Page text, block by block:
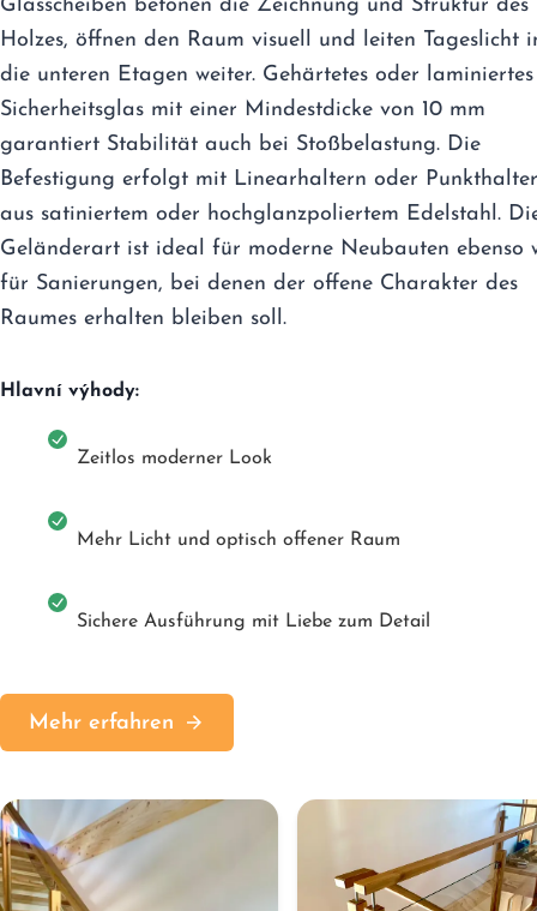
Glasscheiben betonen die Zeichnung und Struktur des
Holzes, öffnen den Raum visuell und leiten Tageslicht
die unteren Etagen weiter. Gehärtetes oder laminiertes
Sicherheitsglas mit einer Mindestdicke von 10 mm
garantiert Stabilität auch bei Stoßbelastung. Die
Befestigung erfolgt mit Linearhaltern oder
aus satiniertem oder hochglanzpoliertem Edelstahl.
Geländerart ist ideal für moderne Neubauten ebenso
für Sanierungen, bei denen der offene Charakter des
Raumes erhalten bleiben soll.
Hlavní výhody:
Zeitlos moderner Look
Mehr Licht und optisch offener Raum
Sichere Ausführung mit Liebe zum Detail
Mehr erfahren